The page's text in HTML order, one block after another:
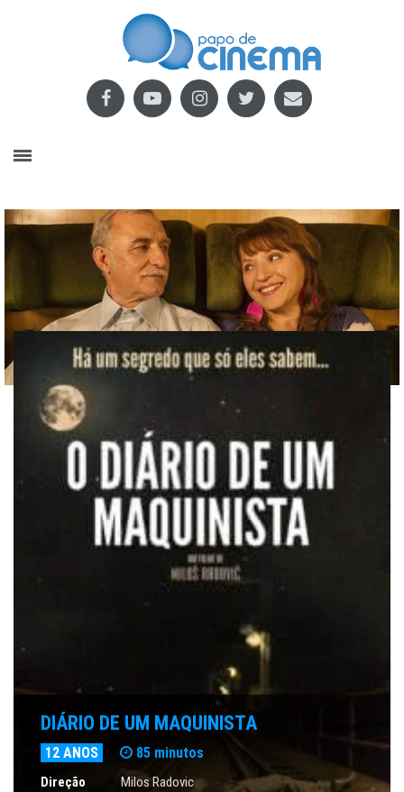
DIÁRIO DE UM MAQUINISTA
12 ANOS 85 minutos
Direção
Milos Radovic